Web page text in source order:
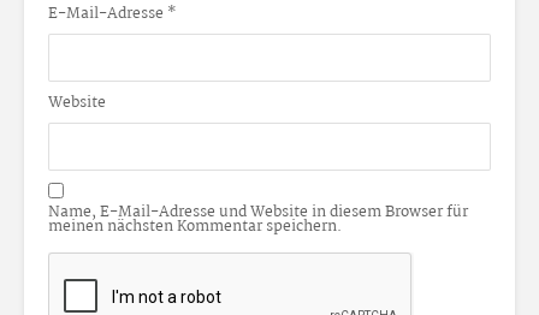
E-Mail-Adresse *
Website
Name, E-Mail-Adresse und Website in diesem Browser für
meinen nächsten Kommentar speichern.